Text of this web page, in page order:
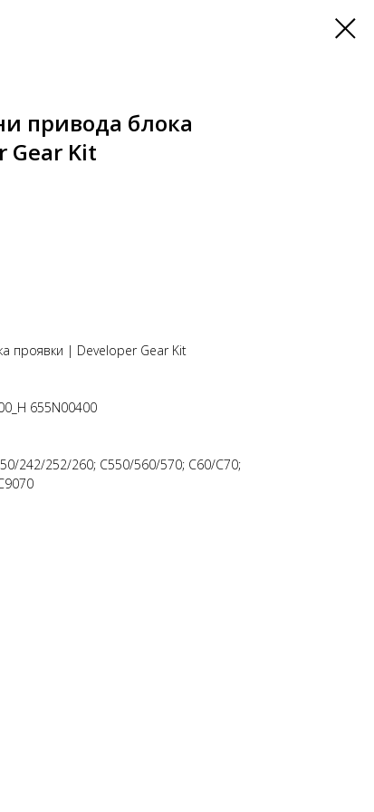
привода блока
Gear Kit
проявки | Developer Gear Kit
655N00400
242/252/260; C550/560/570; C60/C70;